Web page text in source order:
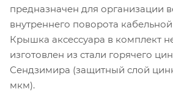
предназначен для организации
внутреннего поворота кабельной
Крышка аксессуара в комплект
изготовлен из стали горячего
Сендзимира (защитный слой
мкм).